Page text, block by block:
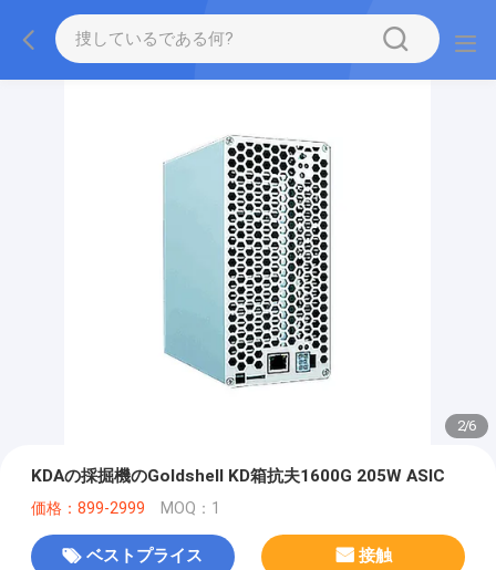
2/6
KDAの採掘機のGoldshell KD箱抗夫1600G 205W ASIC
価格：899-2999 MOQ：1
ベストプライス 接触